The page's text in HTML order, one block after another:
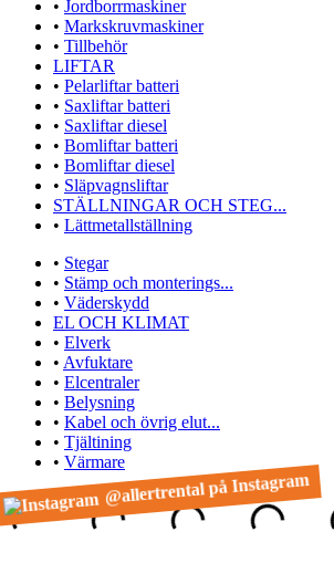
• Jordborrmaskiner
• Markskruvmaskiner
• Tillbehör
LIFTAR
• Pelarliftar batteri
• Saxliftar batteri
• Saxliftar diesel
• Bomliftar batteri
• Bomliftar diesel
• Släpvagnsliftar
STÄLLNINGAR OCH STEG...
• Lättmetallställning
• Stegar
• Stämp och monterings...
• Väderskydd
EL OCH KLIMAT
• Elverk
• Avfuktare
• Elcentraler
• Belysning
• Kabel och övrig elut...
• Tjältining
• Värmare
@allertrental på Instagram